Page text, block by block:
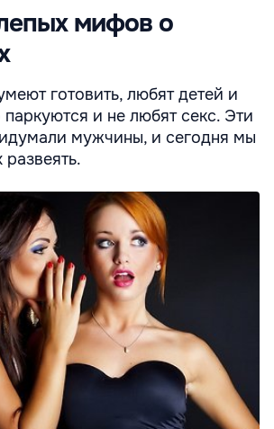
мифов о
готовить, любят детей и
паркуются и не любят секс. Эти
мужчины, и сегодня мы